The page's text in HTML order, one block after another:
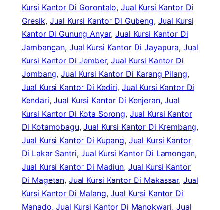
Kursi Kantor Di Gorontalo, Jual Kursi Kantor Di
Gresik, Jual Kursi Kantor Di Gubeng, Jual Kursi
Kantor Di Gunung Anyar, Jual Kursi Kantor Di
Jambangan, Jual Kursi Kantor Di Jayapura, Jual
Kursi Kantor Di Jember, Jual Kursi Kantor Di
Jombang, Jual Kursi Kantor Di Karang Pilang
Jual Kursi Kantor Di Kediri, Jual Kursi Kantor Di
Kendari, Jual Kursi Kantor Di Kenjeran, Jual
Kursi Kantor Di Kota Sorong, Jual Kursi Kantor
Di Kotamobagu, Jual Kursi Kantor Di Krembang
Jual Kursi Kantor Di Kupang, Jual Kursi Kantor
Di Lakar Santri, Jual Kursi Kantor Di Lamongan
Jual Kursi Kantor Di Madiun, Jual Kursi Kantor
Di Magetan, Jual Kursi Kantor Di Makassar, Jual
Kursi Kantor Di Malang, Jual Kursi Kantor Di
Manado, Jual Kursi Kantor Di Manokwari, Jual